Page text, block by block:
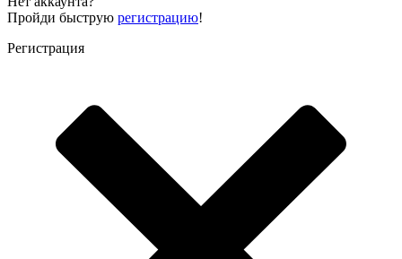
Пройди быструю регистрацию!
Регистрация